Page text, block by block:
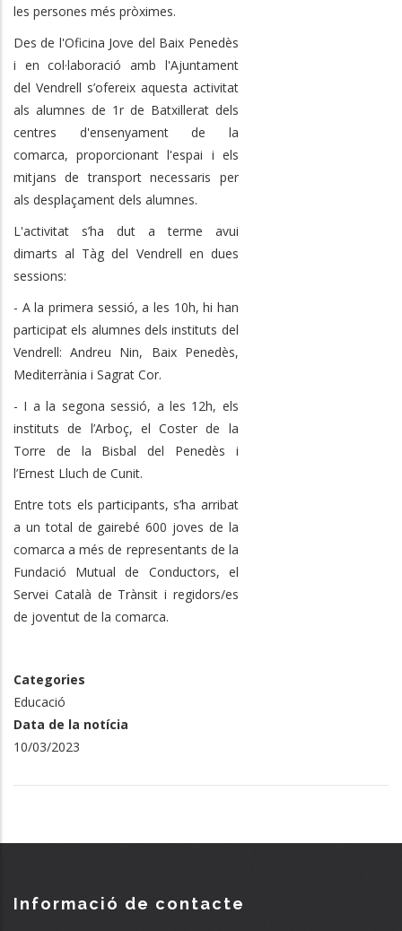
les persones més pròximes.
Des de l'Oficina Jove del Baix Penedès
i en col·laboració amb l'Ajuntament
del Vendrell s’ofereix aquesta activitat
als alumnes de 1r de Batxillerat dels
centres d'ensenyament de la
comarca, proporcionant l'espai i els
mitjans de transport necessaris per
als desplaçament dels alumnes.
L'activitat s’ha dut a terme avui
dimarts al Tàg del Vendrell en dues
sessions:
- A la primera sessió, a les 10h, hi han
participat els alumnes dels instituts del
Vendrell: Andreu Nin, Baix Penedès,
Mediterrània i Sagrat Cor.
- I a la segona sessió, a les 12h, els
instituts de l’Arboç, el Coster de la
Torre de la Bisbal del Penedès i
l’Ernest Lluch de Cunit.
Entre tots els participants, s’ha arribat
a un total de gairebé 600 joves de la
comarca a més de representants de la
Fundació Mutual de Conductors, el
Servei Català de Trànsit i regidors/es
de joventut de la comarca.
Categories
Educació
Data de la notícia
10/03/2023
Informació de contacte